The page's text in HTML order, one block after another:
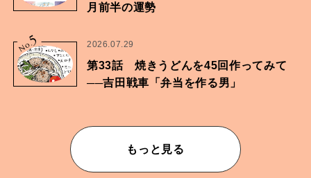
月前半の運勢
No.5 2026.07.29
第33話 焼きうどんを45回作ってみて
──吉田戦車「弁当を作る男」
もっと見る